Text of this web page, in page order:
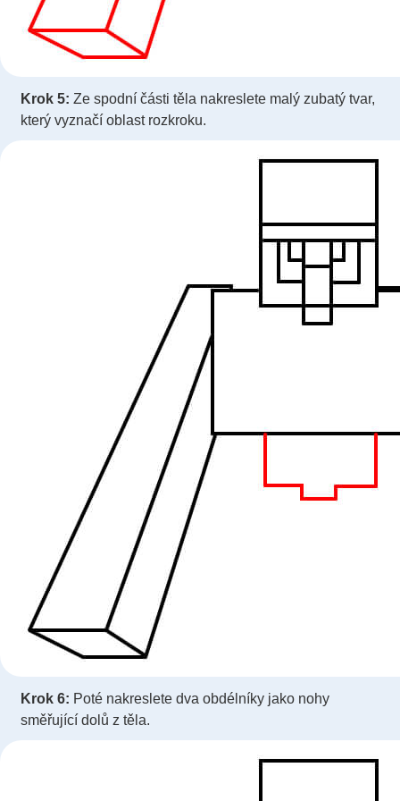
Krok 5: Ze spodní části těla nakreslete malý zubatý tvar,
který vyznačí oblast rozkroku.
Krok 6: Poté nakreslete dva obdélníky jako nohy
směřující dolů z těla.